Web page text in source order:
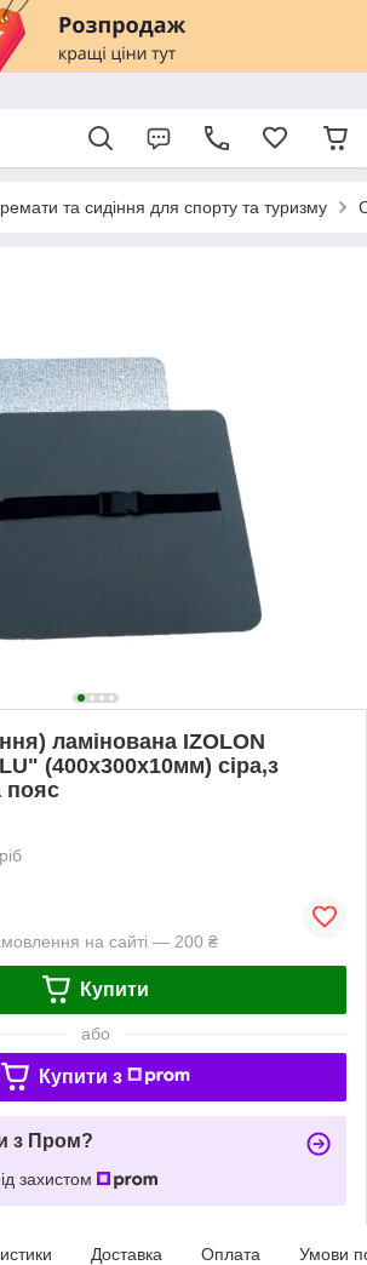
та сидіння для спорту та туризму
ламінована IZOLON
(400х300х10мм) сіра,з
пояс
на сайті — 200 ₴
Купити
або
Купити з
з Пром?
захистом
Доставка Оплата Умови